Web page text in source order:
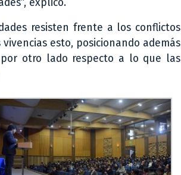
explicó.
resisten frente a los conflictos
esto, posicionando además
otro lado respecto a lo que las